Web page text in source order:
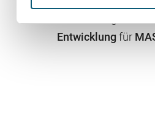
Entwicklung für